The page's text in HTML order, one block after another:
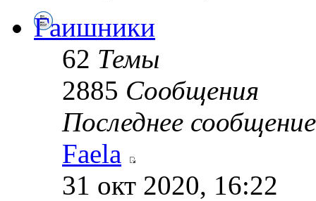
Гаишники
62 Темы
2885 Сообщения
Последнее сообщение
Faela
31 окт 2020, 16:22